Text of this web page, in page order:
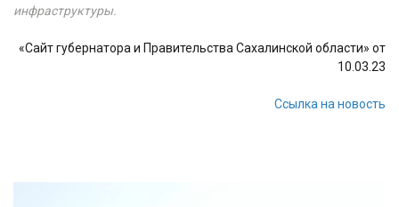
инфраструктуры.
«Сайт губернатора и Правительства Сахалинской области» от
10.03.23
Ссылка на новость